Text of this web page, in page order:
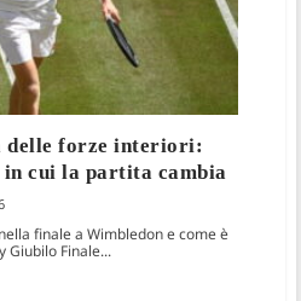
delle forze interiori:
cui la partita cambia
finale a Wimbledon e come è
Giubilo Finale...